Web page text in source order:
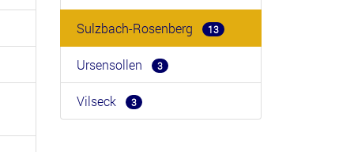
Sulzbach-Rosenberg 13
Ursensollen 3
Vilseck 3